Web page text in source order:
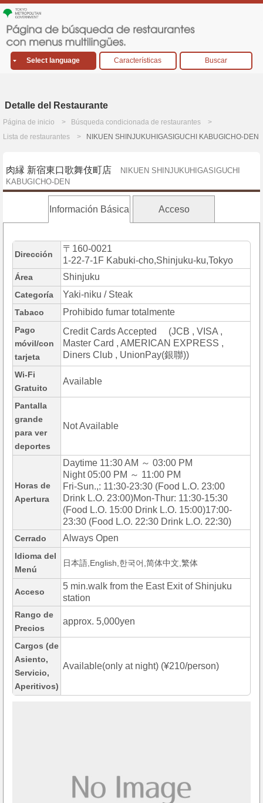
Select language Características Buscar
Detalle del Restaurante
Página de inicio
Búsqueda condicionada de restaurantes
Lista de restaurantes
NIKUEN SHINJUKUHIGASIGUCHI KABUGICHO-DEN
肉縁 新宿東口歌舞伎町店
NIKUEN SHINJUKUHIGASIGUCHI
KABUGICHO-DEN
Información Básica Acceso
Dirección
〒160-0021
1-22-7-1F Kabuki-cho,Shinjuku-ku,Tokyo
Área Shinjuku
Categoría Yaki-niku / Steak
Tabaco Prohibido fumar totalmente
Pago
móvil/con
tarjeta
Credit Cards Accepted (JCB , VISA ,
Master Card , AMERICAN EXPRESS ,
Diners Club , UnionPay(銀聯))
Wi-Fi
Gratuito
Available
Pantalla
grande
para ver
deportes
Not Available
Horas de
Apertura
Daytime 11:30 AM ～ 03:00 PM
Night 05:00 PM ～ 11:00 PM
Fri-Sun.,: 11:30-23:30 (Food L.O. 23:00
Drink L.O. 23:00)Mon-Thur: 11:30-15:30
(Food L.O. 15:00 Drink L.O. 15:00)17:00-
23:30 (Food L.O. 22:30 Drink L.O. 22:30)
Cerrado Always Open
Idioma del
Menú
日本語,English,한국어,简体中文,繁体
Acceso
5 min.walk from the East Exit of Shinjuku
station
Rango de
Precios
approx. 5,000yen
Cargos (de
Asiento,
Servicio,
Aperitivos)
Available(only at night) (¥210/person)